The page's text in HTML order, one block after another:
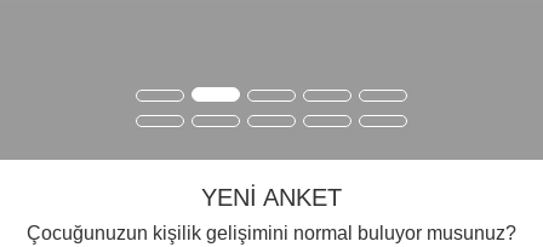
YENİ ANKET
Çocuğunuzun kişilik gelişimini normal buluyor musunuz?